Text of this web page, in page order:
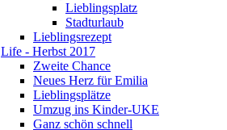
Lieblingsplatz
Stadturlaub
Lieblingsrezept
Life - Herbst 2017
Zweite Chance
Neues Herz für Emilia
Lieblingsplätze
Umzug ins Kinder-UKE
Ganz schön schnell